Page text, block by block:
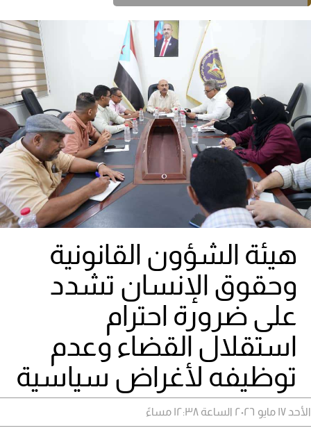
هيئة الشؤون القانونية
وحقوق الإنسان تشدد
على ضرورة احترام
استقلال القضاء وعدم
توظيفه لأغراض سياسية
الأحد ١٧ مايو ٢٠٢٦ الساعة ١٢:٣٨ مساءً